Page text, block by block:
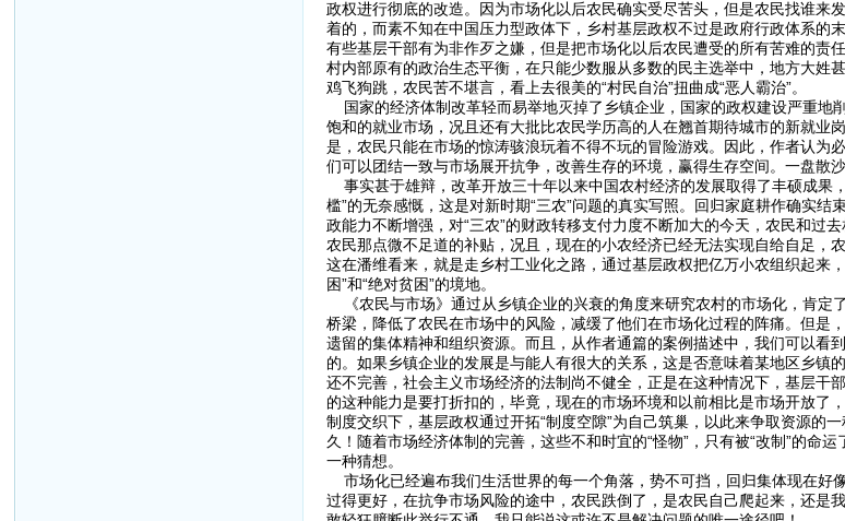
政权进行彻底的改造。因为市场化以后农民确实受尽苦头，但是农民找谁
着的，而素不知在中国压力型政体下，乡村基层政权不过是政府行政体系的
有些基层干部有为非作歹之嫌，但是把市场化以后农民遭受的所有苦难的责
村内部原有的政治生态平衡，在只能少数服从多数的民主选举中，地方大姓
鸡飞狗跳，农民苦不堪言，看上去很美的“村民自治”扭曲成“恶人霸治”。
国家的经济体制改革轻而易举地灭掉了乡镇企业，国家的政权建设严重地
饱和的就业市场，况且还有大批比农民学历高的人在翘首期待城市的新就
是，农民只能在市场的惊涛骇浪玩着不得不玩的冒险游戏。因此，作者认
们可以团结一致与市场展开抗争，改善生存的环境，赢得生存空间。一盘散
事实甚于雄辩，改革开放三十年以来中国农村经济的发展取得了丰硕成果
槛”的无奈感慨，这是对新时期“三农”问题的真实写照。回归家庭耕作确实
政能力不断增强，对“三农”的财政转移支付力度不断加大的今天，农民和过
农民那点微不足道的补贴，况且，现在的小农经济已经无法实现自给自足，
这在潘维看来，就是走乡村工业化之路，通过基层政权把亿万小农组织起来
困”和“绝对贫困”的境地。
《农民与市场》通过从乡镇企业的兴衰的角度来研究农村的市场化，肯定
桥梁，降低了农民在市场中的风险，减缓了他们在市场化过程的阵痛。但是
遗留的集体精神和组织资源。而且，从作者通篇的案例描述中，我们可以看
的。如果乡镇企业的发展是与能人有很大的关系，这是否意味着某地区乡
还不完善，社会主义市场经济的法制尚不健全，正是在这种情况下，基层干
的这种能力是要打折扣的，毕竟，现在的市场环境和以前相比是市场开放
制度交织下，基层政权通过开拓“制度空隙”为自己筑巢，以此来争取资源的
久！随着市场经济体制的完善，这些不和时宜的“怪物”，只有被“改制”的命
一种猜想。
市场化已经遍布我们生活世界的每一个角落，势不可挡，回归集体现在好
过得更好，在抗争市场风险的途中，农民跌倒了，是农民自己爬起来，还